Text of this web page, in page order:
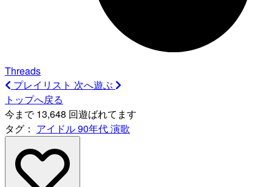
Threads
プレイリスト 次へ遊ぶ
トップへ戻る
今まで 13,648 回遊ばれてます
タグ： アイドル90年代演歌